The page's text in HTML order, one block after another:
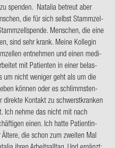
spen­den. Na­ta­lia be­treut aber
die für sich selbst Stamm­zel­
Men­schen, die eine
sind sehr krank. Meine Kol­le­gin
ent­neh­men und einen me­di­
mit Pa­ti­en­ten in einer be­las­
um nicht we­ni­ger geht als um die
kön­nen oder es schlimms­ten­
di­rek­te Kon­takt zu schwerst­kran­ken
Ich nehme das nicht mit nach
einen. Ich hatte Pa­ti­en­tin­
die schon zum zwei­ten Mal